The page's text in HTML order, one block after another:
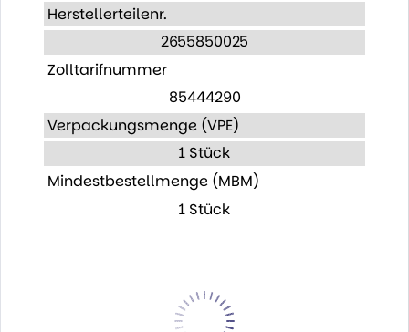
Herstellerteilenr.
2655850025
Zolltarifnummer
85444290
Verpackungsmenge (VPE)
1 Stück
Mindestbestellmenge (MBM)
1 Stück